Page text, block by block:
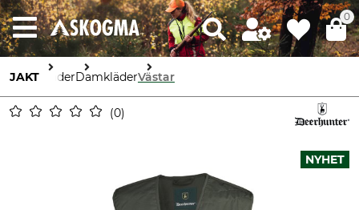
0
JAKT KläderDamkläderVästar
0
NYHET